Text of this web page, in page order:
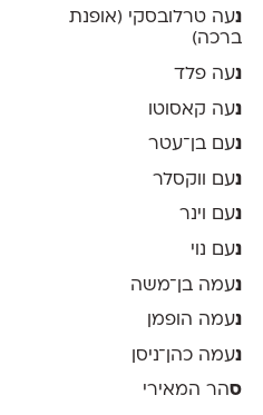
נעה טרלובסקי (אופנת
ברכה)
נעה פלד
נעה קאסוטו
נעם בן־עטר
נעם ווקסלר
נעם וינר
נעם נוי
נעמה בן־משה
נעמה הופמן
נעמה כהן־ניסן
סהר המאירי